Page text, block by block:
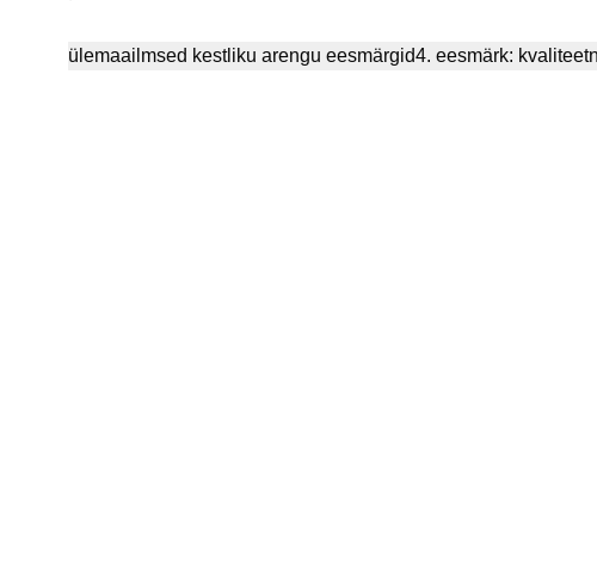
ülemaailmsed kestliku arengu eesmärgid4. eesmärk: